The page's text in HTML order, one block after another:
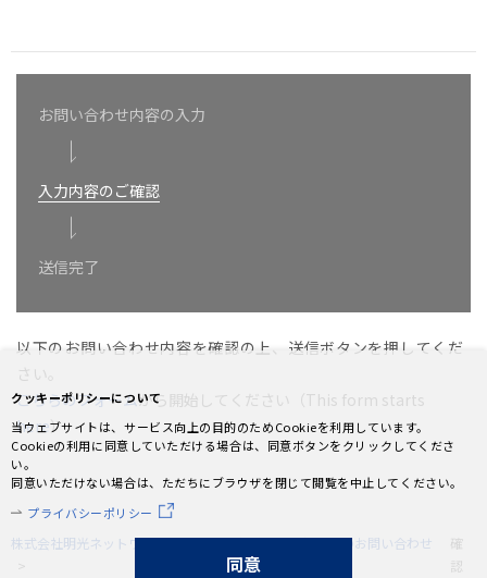
お問い合わせ内容の入力
入力内容のご確認
送信完了
以下のお問い合わせ内容を確認の上、送信ボタンを押してくだ
さい。
こちらのフォームから開始してください（This form starts
here）
株式会社明光ネットワークジャパン 報道関係者様からのお問い合わせ
確
認
クッキーポリシーについて
当ウェブサイトは、サービス向上の目的のためCookieを利用しています。
Cookieの利用に同意していただける場合は、同意ボタンをクリックしてくださ
い。
同意いただけない場合は、ただちにブラウザを閉じて閲覧を中止してください。
プライバシーポリシー
同意